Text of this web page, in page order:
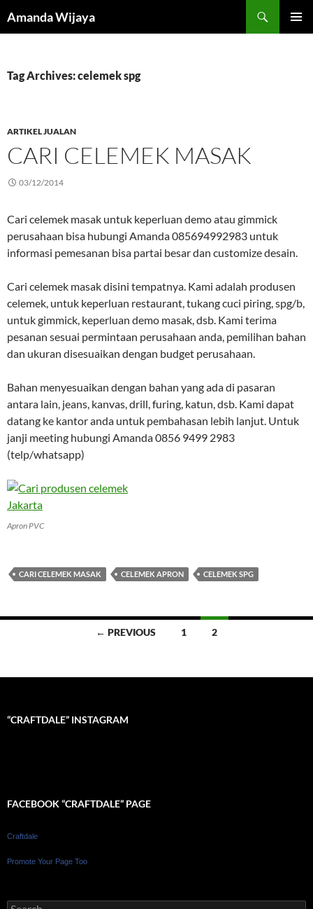
Amanda Wijaya
Tag Archives: celemek spg
ARTIKEL JUALAN
CARI CELEMEK MASAK
03/12/2014
Cari celemek masak untuk keperluan demo atau gimmick
perusahaan bisa hubungi Amanda 085694992983 untuk
informasi pemesanan bisa partai besar dan customize desain.
Cari celemek masak disini tempatnya. Kami adalah produsen
celemek, untuk keperluan restaurant, tukang cuci piring, spg/b,
untuk gimmick, keperluan demo masak, dsb. Kami terima
pesanan sesuai permintaan perusahaan anda, pemilihan bahan
dan ukuran disesuaikan dengan budget perusahaan.
Bahan menyesuaikan dengan bahan yang ada di pasaran
antara lain, jeans, kanvas, drill, furing, katun, dsb. Kami dapat
datang ke kantor anda untuk pembahasan lebih lanjut. Untuk
janji meeting hubungi Amanda 0856 9499 2983
(telp/whatsapp)
Apron PVC
CARI CELEMEK MASAK CELEMEK APRON CELEMEK SPG
← PREVIOUS 1 2
“CRAFTDALE” INSTAGRAM
FACEBOOK “CRAFTDALE” PAGE
Craftdale
Promote Your Page Too
Search